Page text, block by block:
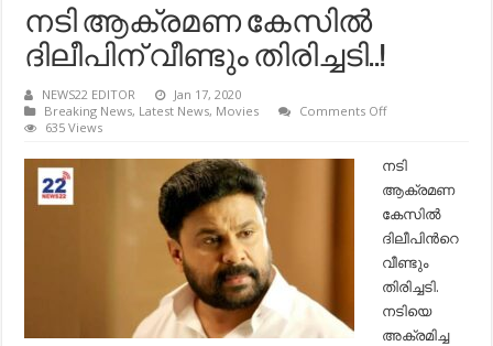
നടി ആക്രമണ കേസില്‍
ദിലീപിന് വീണ്ടും തിരിച്ചടി..!
NEWS22 EDITOR
Jan 17, 2020
Breaking News, Latest News, Movies Comments Offon
കേസില്‍
ദിലീപിന്
വീണ്ടും
തിരിച്ചടി..!
635 Views
നടി
ആക്രമണ
കേസില്‍
ദിലീപിന്‍റെ
വീണ്ടും
തിരിച്ചടി.
നടിയെ
അക്രമിച്ച